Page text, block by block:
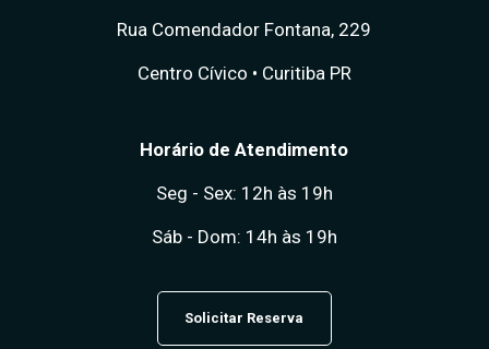
Rua Comendador Fontana, 229
Centro Cívico • Curitiba PR
Horário de Atendimento
Seg - Sex: 12h às 19h
Sáb - Dom: 14h às 19h
Solicitar Reserva